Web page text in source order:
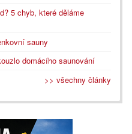
5 chyb, které děláme
sauny
domácího saunování
>> všechny články